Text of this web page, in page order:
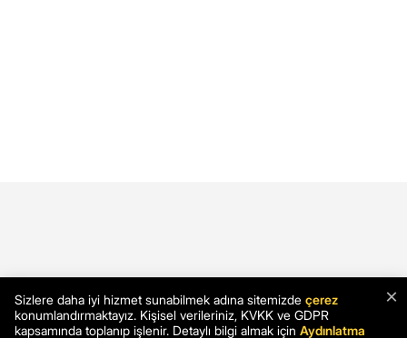
×
Sizlere daha iyi hizmet sunabilmek adına sitemizde çerez
konumlandırmaktayız. Kişisel verileriniz, KVKK ve GDPR
kapsamında toplanıp işlenir. Detaylı bilgi almak için Aydınlatma